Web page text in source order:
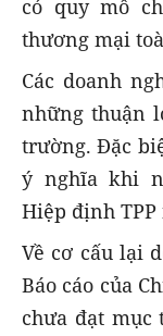
có quy mô
thương mại
Các doanh
những thuận
trường. Đặc
ý nghĩa khi
Hiệp định
Về cơ cấu lại
Báo cáo của
chưa đạt mục